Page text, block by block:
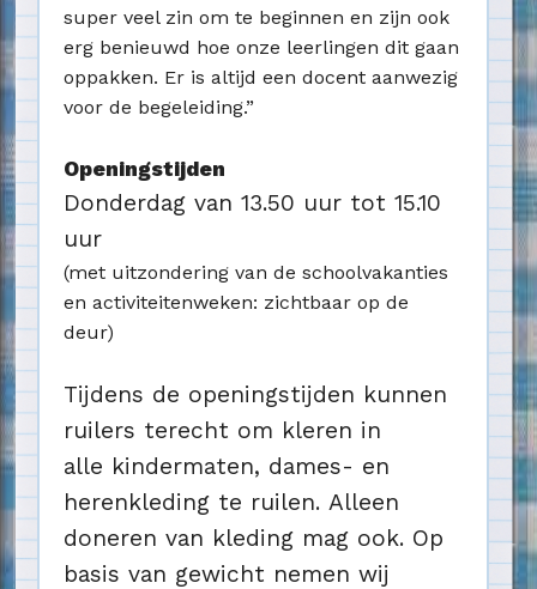
super veel zin om te beginnen en zijn ook
erg benieuwd hoe onze leerlingen dit gaan
oppakken. Er is altijd een docent aanwezig
voor de begeleiding.”
Openingstijden
Donderdag van 13.50 uur tot 15.10
uur
(met uitzondering van de schoolvakanties
en activiteitenweken: zichtbaar op de
deur)
Tijdens de openingstijden kunnen
ruilers terecht om kleren in
alle kindermaten, dames- en
herenkleding te ruilen. Alleen
doneren van kleding mag ook. Op
basis van gewicht nemen wij